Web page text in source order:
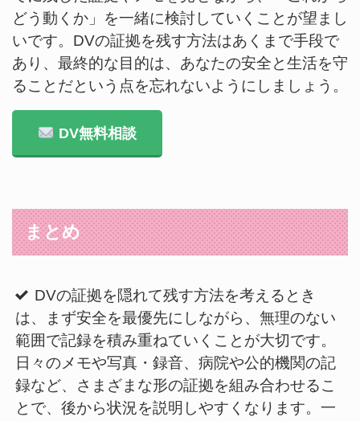
どう動くか」を一緒に検討していくことが望まし
いです。DVの証拠を残す方法はあくまで手段で
あり、最終的な目的は、あなたの安全と生活を守
ることだという点を忘れないようにしましょう。
DV無料相談
まとめ
DVの証拠を隠れて残す方法を考えるとき
は、まず安全を最優先にしながら、無理のない
範囲で記録を積み重ねていくことが大切です。
日々のメモや写真・録音、病院や公的機関の記
録など、さまざまな形の証拠を組み合わせるこ
とで、後から状況を説明しやすくなります。一